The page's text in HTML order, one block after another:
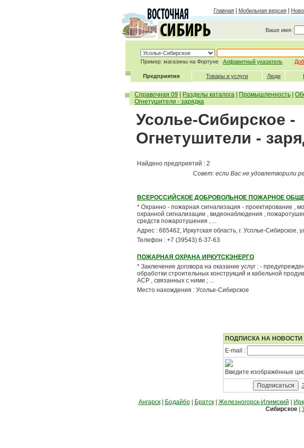
Главная Мобильная версия
Ваше имя:
Пример: магазины на Фортуне Алфавитный указатель
Предприятия Товары и услуги Люди
Справочная 09 Разделы каталога Промышленность
Огнетушители - зарядка
Усолье-Сибирское -
Огнетушители -
Найдено предприятий : 2
Совет: если Вас не удовлетворили
ВСЕРОССИЙСКОЕ ДОБРОВОЛЬНОЕ ПОЖАРНОЕ
* Охранно - пожарная сигнализация - проектирование ,
охранной сигнализации , видеонаблюдения ,
средств пожаротушения , ...
Адрес : 665462, Иркутская область, г. Усолье-Сибирское,
Телефон : +7 (39543) 6-37-63
ПОЖАРНАЯ ОХРАНА ИРКУТСКЭНЕРГО
* Заключение договора на оказание услуг : -
обработки строительных конструкций и кабельной
АСР , связанных с ними ; ...
Место нахождения : Усолье-Сибирское
ПОДПИСКА НА
E-mail :
Введите изображённые
Ангарск| Бодайбо| Братск| Железногорск-Илимский
Сибирское|